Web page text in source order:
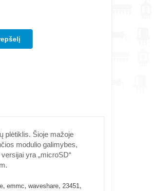
plėtiklis. Šioje mažoje
modulio galimybes,
yra „microSD“
, emmc, waveshare, 23451,